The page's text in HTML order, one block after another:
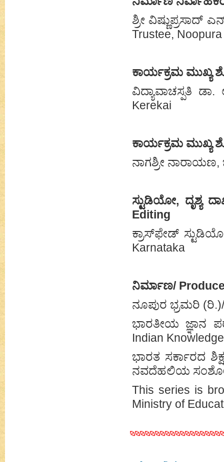
ಶ್ರೀ ವಿಷ್ಣುಪ್ರಸಾದ್
Trustee,
ಕಾರ್ಯಕ್ರಮ ಮುಖ್ಯ
ವಿದ್ಯಾವಾಚಸ್ಪತಿ
Kerekai
ಕಾರ್ಯಕ್ರಮ ಮುಖ್ಯ
ನಾಗಶ್ರೀ ನಾರಾಯಣ,
ಸ್ಟುಡಿಯೋ, ದೃಶ್ಯ
Editing
ಕ್ರಾಸ್‌ಫೇಡ್
Karnataka
ನಿರ್ಮಾಣ/
ನೂಪುರ ಭ್ರಮರಿ
ಭಾರತೀಯ ಜ್ಞಾನ
Indian
ಭಾರತ ಸರ್ಕಾರದ
ನವದೆಹಲಿಯ
This series is
Ministry of